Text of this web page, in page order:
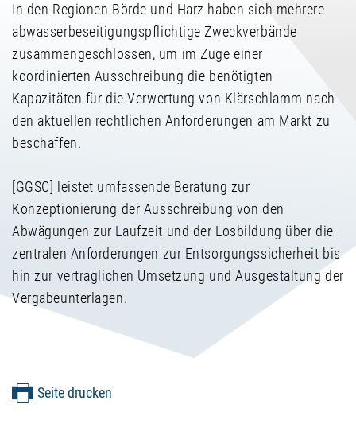
In den Regionen Börde und Harz haben sich mehrere
abwasserbeseitigungspflichtige Zweckverbände
zusammengeschlossen, um im Zuge einer
koordinierten Ausschreibung die benötigten
Kapazitäten für die Verwertung von Klärschlamm nach
den aktuellen rechtlichen Anforderungen am Markt zu
beschaffen.
[GGSC] leistet umfassende Beratung zur
Konzeptionierung der Ausschreibung von den
Abwägungen zur Laufzeit und der Losbildung über die
zentralen Anforderungen zur Entsorgungssicherheit bis
hin zur vertraglichen Umsetzung und Ausgestaltung der
Vergabeunterlagen.
Seite drucken